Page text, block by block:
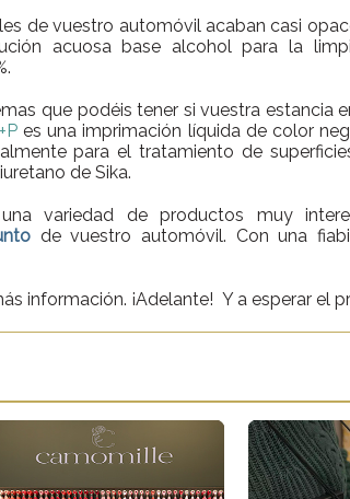
de vuestro automóvil acaban casi
acuosa base alcohol para la
que podéis tener si vuestra estancia
es una imprimación líquida de color
para el tratamiento de
de Sika.
variedad de productos muy
de vuestro automóvil. Con una
información. ¡Adelante! Y a esperar el